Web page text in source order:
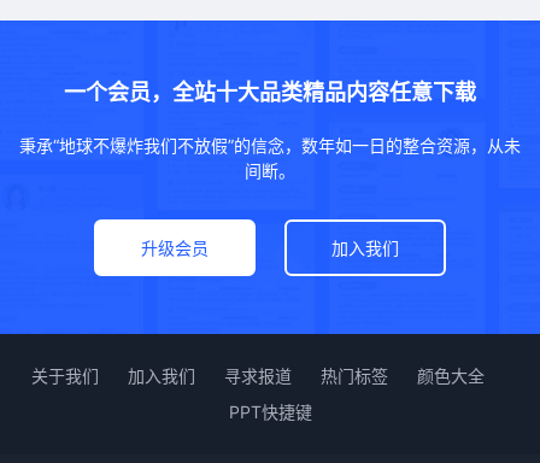
一个会员，全站十大品类精品内容任意下载
秉承“地球不爆炸我们不放假”的信念，数年如一日的整合资源，从未
间断。
升级会员 加入我们
关于我们 加入我们 寻求报道 热门标签
颜色大全
PPT快捷键